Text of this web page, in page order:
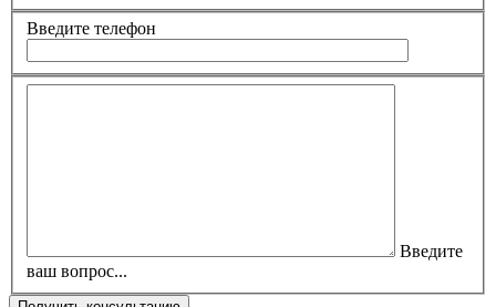
Введите телефон
Введите
ваш вопрос...